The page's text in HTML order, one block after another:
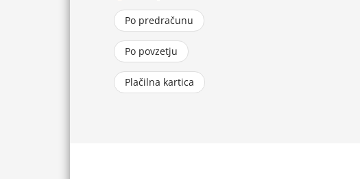
Po predračunu
Po povzetju
Plačilna kartica